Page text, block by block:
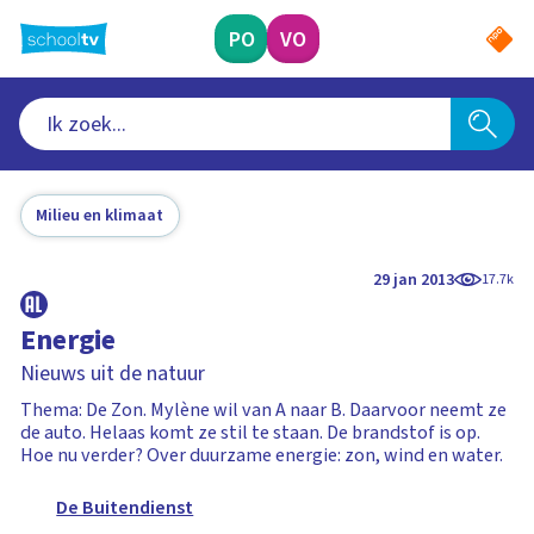
naar
hoofdinhoud
PO VO
Milieu en klimaat
29 jan 2013 17.7k
Energie
Nieuws uit de natuur
Thema: De Zon. Mylène wil van A naar B. Daarvoor neemt ze
de auto. Helaas komt ze stil te staan. De brandstof is op.
Hoe nu verder? Over duurzame energie: zon, wind en water.
De Buitendienst